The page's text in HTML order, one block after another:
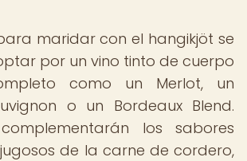
maridar con el hangikjöt se
por un vino tinto de cuerpo
como un Merlot, un
o un Bordeaux Blend.
los sabores
de la carne de cordero,